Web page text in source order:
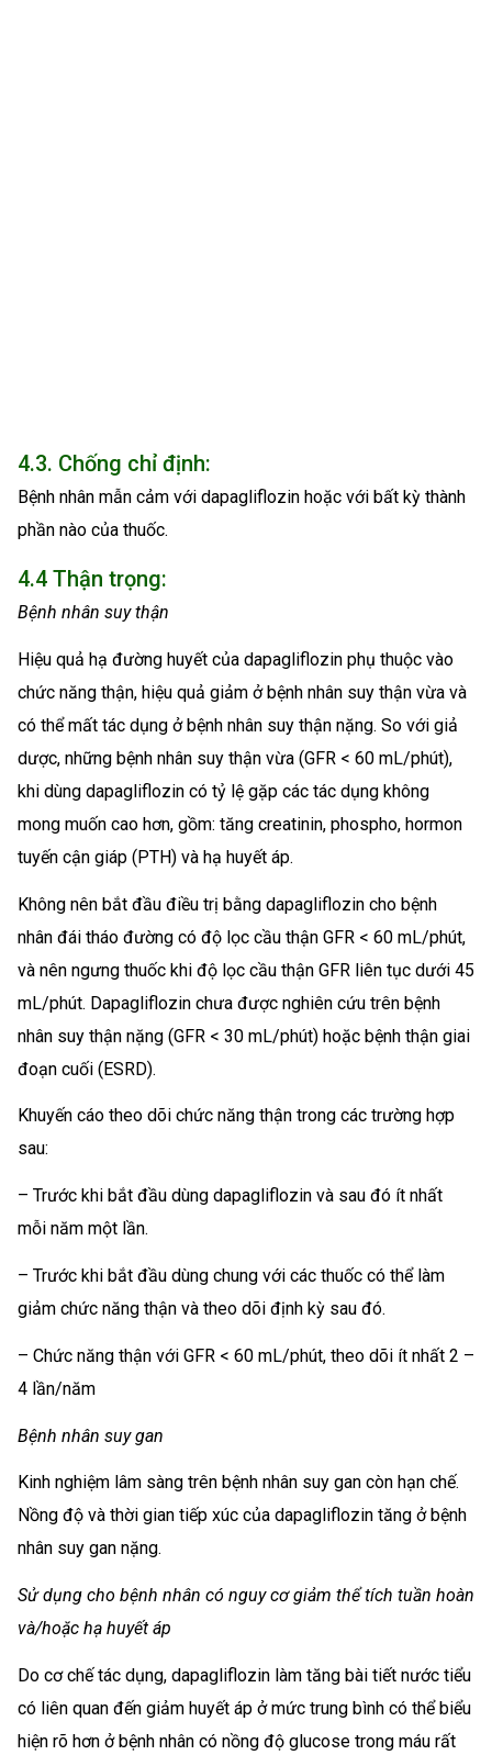
4.3. Chống chỉ định:
Bệnh nhân mẫn cảm với dapagliflozin hoặc với bất kỳ thành
phần nào của thuốc.
4.4 Thận trọng:
Bệnh nhân suy thận
Hiệu quả hạ đường huyết của dapagliflozin phụ thuộc vào
chức năng thận, hiệu quả giảm ở bệnh nhân suy thận vừa và
có thể mất tác dụng ở bệnh nhân suy thận nặng. So với giả
dược, những bệnh nhân suy thận vừa (GFR < 60 mL/phút),
khi dùng dapagliflozin có tỷ lệ gặp các tác dụng không
mong muốn cao hơn, gồm: tăng creatinin, phospho, hormon
tuyến cận giáp (PTH) và hạ huyết áp.
Không nên bắt đầu điều trị bằng dapagliflozin cho bệnh
nhân đái tháo đường có độ lọc cầu thận GFR < 60 mL/phút,
và nên ngưng thuốc khi độ lọc cầu thận GFR liên tục dưới 45
mL/phút. Dapagliflozin chưa được nghiên cứu trên bệnh
nhân suy thận nặng (GFR < 30 mL/phút) hoặc bệnh thận giai
đoạn cuối (ESRD).
Khuyến cáo theo dõi chức năng thận trong các trường hợp
sau:
– Trước khi bắt đầu dùng dapagliflozin và sau đó ít nhất
mỗi năm một lần.
– Trước khi bắt đầu dùng chung với các thuốc có thể làm
giảm chức năng thận và theo dõi định kỳ sau đó.
– Chức năng thận với GFR < 60 mL/phút, theo dõi ít nhất 2 –
4 lần/năm
Bệnh nhân suy gan
Kinh nghiệm lâm sàng trên bệnh nhân suy gan còn hạn chế.
Nồng độ và thời gian tiếp xúc của dapagliflozin tăng ở bệnh
nhân suy gan nặng.
Sử dụng cho bệnh nhân có nguy cơ giảm thể tích tuần hoàn
và/hoặc hạ huyết áp
Do cơ chế tác dụng, dapagliflozin làm tăng bài tiết nước tiểu
có liên quan đến giảm huyết áp ở mức trung bình có thể biểu
hiện rõ hơn ở bệnh nhân có nồng độ glucose trong máu rất